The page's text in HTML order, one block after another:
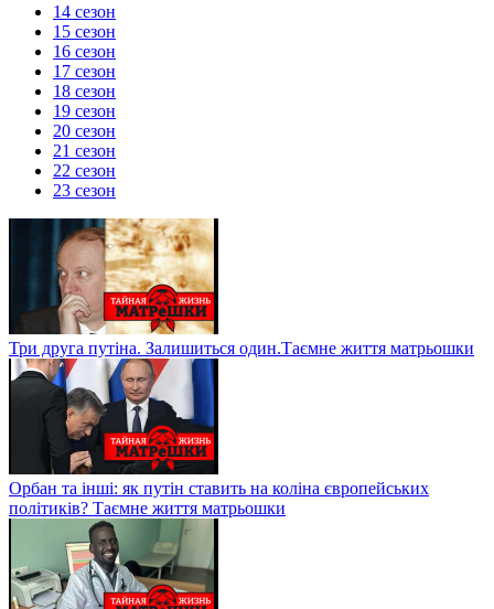
14 сезон
15 сезон
16 сезон
17 сезон
18 сезон
19 сезон
20 сезон
21 сезон
22 сезон
23 сезон
Три друга путіна. Залишиться один.Таємне життя матрьошки
Орбан та інші: як путін ставить на коліна європейських
політиків? Таємне життя матрьошки